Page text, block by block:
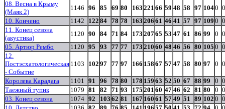
08. Весна в Крыму
(Маяк 2)
1146 96 85 69 80 163 221 66 59 48 58 97 1040 0
10. Кончено
1142 122 84 78 78 163 206 61 46 41 57 97 109 0 0
11. Конец сезона
(акустика)
1120 90 84 71 84 173 20765 53 47 61 86 99 0 0
05. Артюр Рембо
1120 95 93 77 77 173 210 60 48 46 56 80 105 0 0
12.
Постэсхатологическая
- Событие
1103 102 97 77 97 166 158 67 57 47 58 80 97 0 0
Королева Карадага 1101 91 96 78 80 178 159 63 52 50 67 88 99 0 0
Таежный тупик
1079 81 82 71 93 175 201 60 47 46 62 81 80 0 0
03. Конец сезона
1074 92 103 62 81 167 160 61 57 49 51 89 102 0 0